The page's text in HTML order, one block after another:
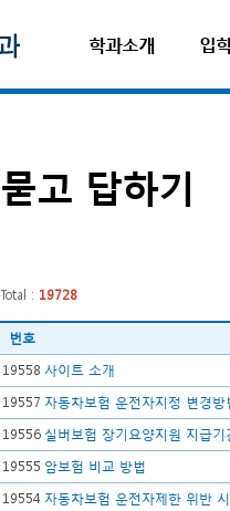
학과소개 입
묻고 답하기
Total : 19728
번호
19558 사이트 소개
19557 자동차보험 운전자지정 변경방
19556 실버보험 장기요양지원 지급기
19555 암보험 비교 방법
19554 자동차보험 운전자제한 위반